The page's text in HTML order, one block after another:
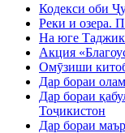
Кодекси оби
Реки и озера.
На юге
Акция
Омӯзиши
Дар бораи
Дар бораи
Тоҷикистон
Дар бораи